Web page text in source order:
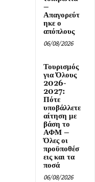
–
Απαγορεύτ
ηκε ο
απόπλους
06/08/2026
Τουρισμός
για Όλους
2026-
2027:
Πότε
υποβάλλετε
αίτηση με
βάση το
ΑΦΜ –
Όλες οι
προϋποθέσ
εις και τα
ποσά
06/08/2026